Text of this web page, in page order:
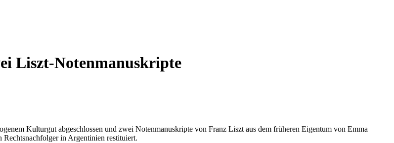
Liszt-Notenmanuskripte
Kulturgut abgeschlossen und zwei Notenmanuskripte von Franz Liszt aus dem früheren Eigentum von Emma
Rechtsnachfolger in Argentinien restituiert.